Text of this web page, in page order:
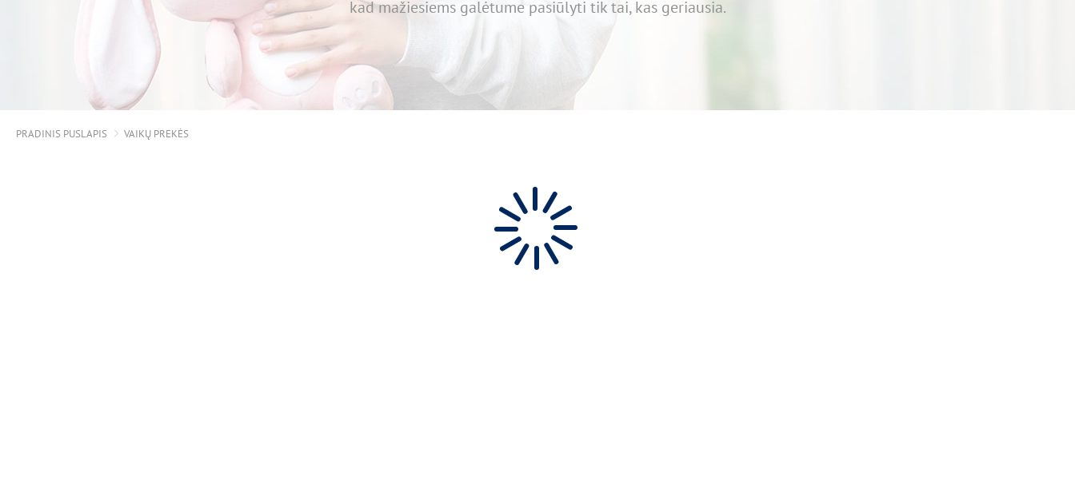
kad mažiesiems galėtume pasiūlyti tik tai, kas geriausia.
PRADINIS PUSLAPIS VAIKŲ PREKĖS